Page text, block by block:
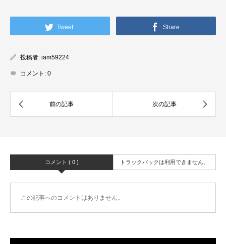
Tweet Share
投稿者: iam59224
コメント: 0
コメント ( 0 ) トラックバックは利用できません。
この記事へのコメントはありません。